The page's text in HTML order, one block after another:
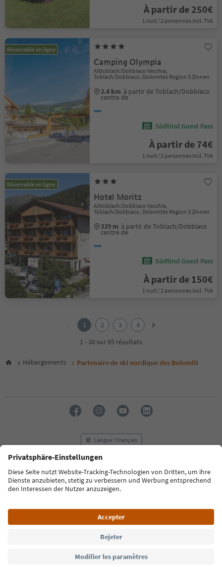
À partir de 250€
1 nuit / 2 personnes incl. TVA
Réservable en ligne
Camping Olympia
Alttoblach/Dobbiaco Vecchia,
Toblach/Dobbiaco, Dolomites Region 3 Zinnen
2.4 km à partir de Toblach/Dobbiaco
centre de
Südtirol Guest Pass
À partir de 74€
1 nuit / 2 personnes incl. TVA
Réservable en ligne
Hotel Moritz
Alttoblach/Dobbiaco Vecchia,
Toblach/Dobbiaco, Dolomites Region 3 Zinnen
329 m à partir de Toblach/Dobbiaco
centre de
Südtirol Guest Pass
À partir de 150€
1 nuit / 2 personnes incl. TVA
1 2 3
4
1 - 30 sur 95 résultats
Hébergements Partenaire de ski nordique des Dolomiti
Langue : Français
FAQ Contactez-nous Presse
MICE
Politique de confidentialité
Conditions générales
Empreinte
Déclaration d’accessibilité South Tyrol B2B
© 2026 IDM Südtirol